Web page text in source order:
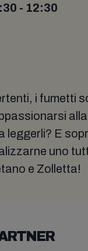
- 12:30
i fumetti
leggerli? E
uno
e Zolletta!